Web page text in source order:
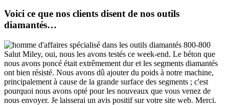
Voici ce que nos clients disent de nos outils
diamantés…
Salut Miley, oui, nous les avons testés ce week-end. Le béton que
nous avons poncé était extrêmement dur et les segments diamantés
ont bien résisté. Nous avons dû ajouter du poids à notre machine,
principalement à cause de la grande surface des segments ; c'est
pourquoi nous avons opté pour les nouveaux que vous venez de
nous envoyer. Je laisserai un avis positif sur votre site web. Merci.